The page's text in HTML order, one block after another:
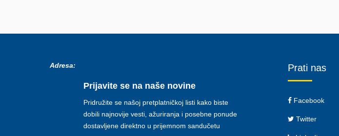
Adresa:
Prijavite se na naše novine
Pridružite se našoj pretplatničkoj listi kako biste
dobili najnovije vesti, ažuriranja i posebne ponude
dostavljene direktno u prijemnom sandučetu
Prati nas
Facebook
Twitter